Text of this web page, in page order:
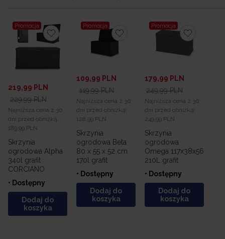
Promocja
219,99 PLN
229,99 PLN
Najniższa cena z 30
dni przed obniżką:
189,99 PLN
Skrzynia
ogrodowa Alpha
340l grafit
CORCIANO
• Dostępny
Dodaj do
koszyka
Promocja
109,99 PLN
119,99 PLN
Najniższa cena z 30
dni przed obniżką:
128,99 PLN
Skrzynia
ogrodowa Beta
80 x 55 x 52 cm
170l grafit
• Dostępny
Dodaj do
koszyka
Promocja
179,99 PLN
249,99 PLN
Najniższa cena z 30
dni przed obniżką:
249,99 PLN
Skrzynia
ogrodowa
Omega 117x38x56
210L grafit
• Dostępny
Dodaj do
koszyka